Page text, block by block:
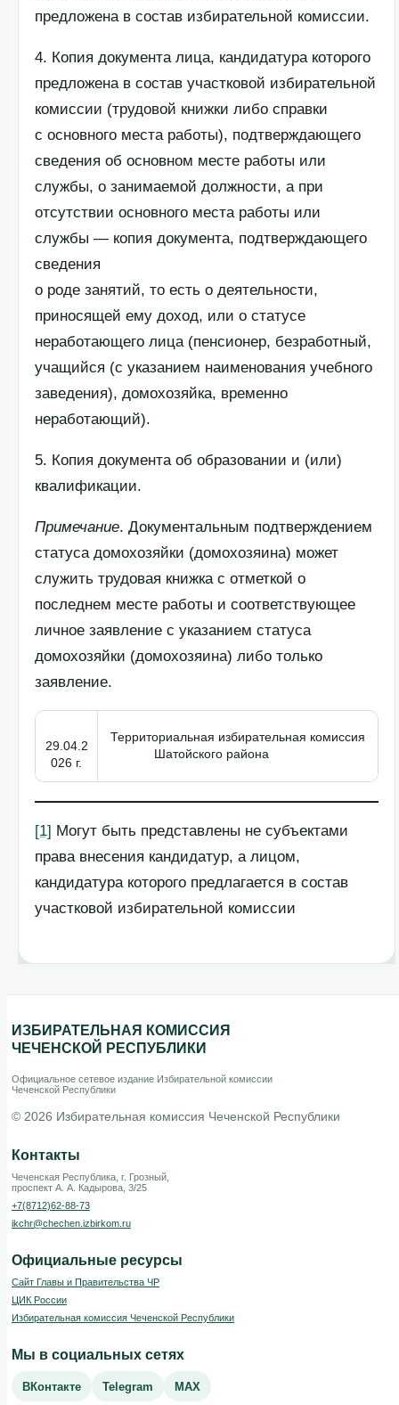
предложена в состав избирательной комиссии.
4. Копия документа лица, кандидатура которого
предложена в состав участковой избирательной
комиссии (трудовой книжки либо справки
с основного места работы), подтверждающего
сведения об основном месте работы или
службы, о занимаемой должности, а при
отсутствии основного места работы или
службы — копия документа, подтверждающего
сведения
о роде занятий, то есть о деятельности,
приносящей ему доход, или о статусе
неработающего лица (пенсионер, безработный,
учащийся (с указанием наименования учебного
заведения), домохозяйка, временно
неработающий).
5. Копия документа об образовании и (или)
квалификации.
Примечание. Документальным подтверждением
статуса домохозяйки (домохозяина) может
служить трудовая книжка с отметкой о
последнем месте работы и соответствующее
личное заявление с указанием статуса
домохозяйки (домохозяина) либо только
заявление.
29.04.2
026 г.
Территориальная избирательная комиссия
Шатойского района
[1] Могут быть представлены не субъектами
права внесения кандидатур, а лицом,
кандидатура которого предлагается в состав
участковой избирательной комиссии
ИЗБИРАТЕЛЬНАЯ КОМИССИЯ
ЧЕЧЕНСКОЙ РЕСПУБЛИКИ
Официальное сетевое издание Избирательной комиссии
Чеченской Республики
© 2026 Избирательная комиссия Чеченской Республики
Контакты
Чеченская Республика, г. Грозный,
проспект А. А. Кадырова, 3/25
+7(8712)62-88-73
ikchr@chechen.izbirkom.ru
Официальные ресурсы
Сайт Главы и Правительства ЧР
ЦИК России
Избирательная комиссия Чеченской Республики
Мы в социальных сетях
ВКонтакте Telegram MAX